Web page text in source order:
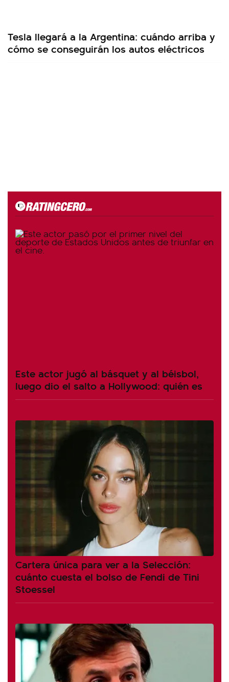
Tesla llegará a la Argentina: cuándo arriba y
cómo se conseguirán los autos eléctricos
Este actor jugó al básquet y al béisbol,
luego dio el salto a Hollywood: quién es
Cartera única para ver a la Selección:
cuánto cuesta el bolso de Fendi de Tini
Stoessel